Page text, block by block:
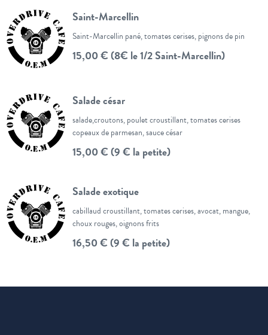
Saint-Marcellin
Saint-Marcellin pané, tomates cerises, pignons de pin
15,00 € (8€ le 1/2 Saint-Marcellin)
Salade césar
salade,croutons, poulet croustillant, tomates cerises
copeaux de parmesan, sauce césar
15,00 € (9 € la petite)
Salade exotique
cabillaud croustillant, tomates cerises, avocat, mangue,
choux rouges, oignons frits
16,50 € (9 € la petite)